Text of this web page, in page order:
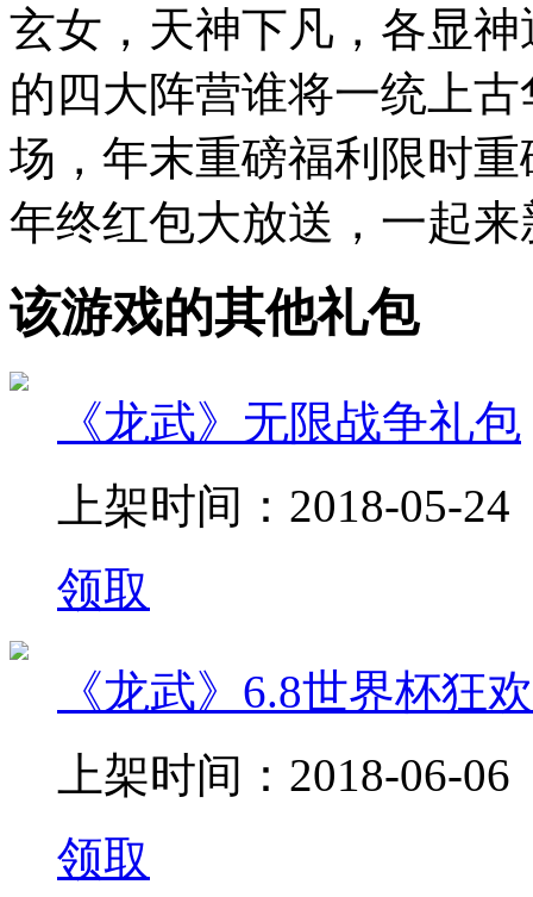
玄女，天神下凡，各显
的四大阵营谁将一统上
场，年末重磅福利限时
年终红包大放送，一起
该游戏的其他礼包
《龙武》无限战争礼包
上架时间：2018-05-24
领取
《龙武》6.8世界杯狂
上架时间：2018-06-06
领取